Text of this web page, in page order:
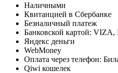
Наличными
Квитанцией в Сбербанке
Безналичный платеж
Банковской картой: VIZA,
Яндекс деньги
WebMoney
Оплата через телефон:
Qiwi кошелек